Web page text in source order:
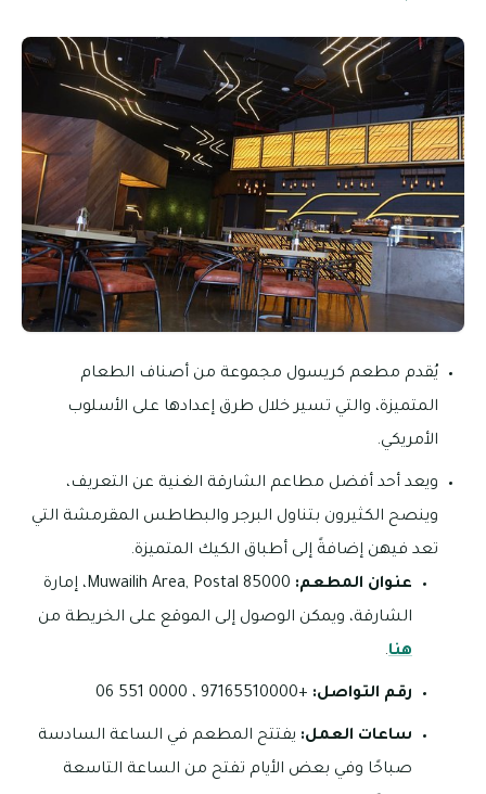
يُقدم مطعم كريسول مجموعة من أصناف الطعام
المتميزة، والتي تسير خلال طرق إعدادها على الأسلوب
الأمريكي.
ويعد أحد أفضل مطاعم الشارقة الغنية عن التعريف،
وينصح الكثيرون بتناول البرجر والبطاطس المقرمشة التي
تعد فيهن إضافةً إلى أطباق الكيك المتميزة.
عنوان المطعم:
Muwailih Area, Postal 85000، إمارة
الشارقة، ويمكن الوصول إلى الموقع على الخريطة من
هنا.
رقم التواصل: +97165510000 ، 0000 551 06
ساعات العمل: يفتتح المطعم في الساعة السادسة
صباحًا وفي بعض الأيام تفتح من الساعة التاسعة